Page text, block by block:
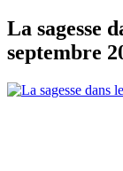
La sagesse
septembre